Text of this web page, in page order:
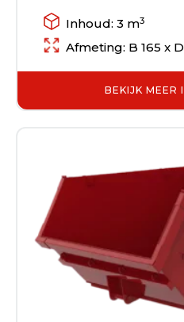
Inhoud: 3 m3
Afmeting: B 165 x
BEKIJK MEER